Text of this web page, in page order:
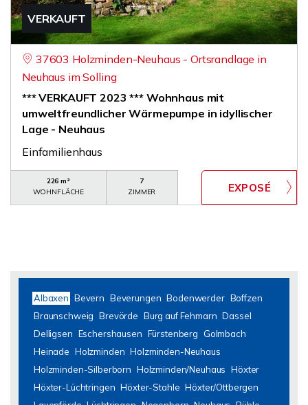
VERKAUFT
37603 Holzminden-Neuhaus - Ortsrandlage in
Neuhaus im Solling
*** VERKAUFT 2023 *** Wohnhaus mit
umweltfreundlicher Wärmepumpe in idyllischer
Lage - Neuhaus
Einfamilienhaus
226 m²
WOHNFLÄCHE
7
ZIMMER
Albaxen Bevern Beverungen Bodenwerder Boffzen
Braunschweig Brevörde Burg auf Fehmarn Dassel
Delligsen Eschershausen Fürstenberg
Golmbach
Heinade Holzminden Holzminden-Neuhaus
Holzminden-Silberborn Holzminden/Neuhaus Höxter
Höxter-Lüchtringen Höxter-Stahle Höxter/Ottbergen